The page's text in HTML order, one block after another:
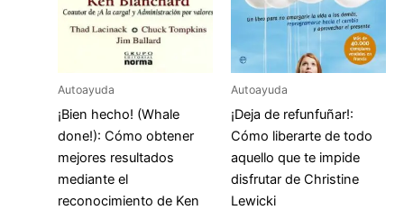
Autoayuda
¡Bien hecho! (Whale
done!): Cómo obtener
mejores resultados
mediante el
reconocimiento de Ken
Autoayuda
¡Deja de refunfuñar!:
Cómo liberarte de todo
aquello que te impide
disfrutar de Christine
Lewicki